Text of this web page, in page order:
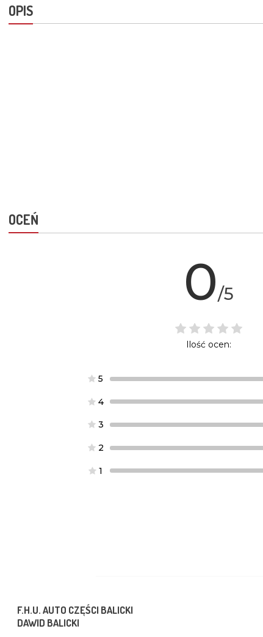
OPIS
OCEŃ
0/5
Ilość ocen:
5
4
3
2
1
F.H.U. AUTO CZĘŚCI BALICKI
DAWID BALICKI